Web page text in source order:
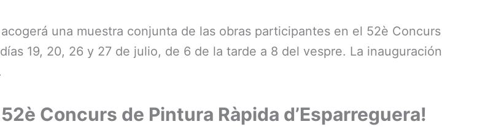
una muestra conjunta de las obras participantes en el 52è Concurs
19, 20, 26 y 27 de julio, de 6 de la tarde a 8 del vespre. La inauguración
Concurs de Pintura Ràpida d’Esparreguera!